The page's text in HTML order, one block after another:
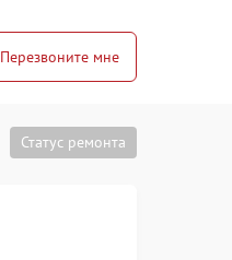
Перезвоните мне
Статус ремонта